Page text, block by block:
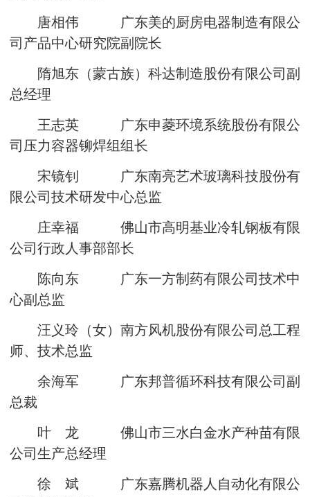
唐相伟 广东美的厨房电器制造有限公
司产品中心研究院副院长
隋旭东（蒙古族）科达制造股份有限公司副
总经理
王志英 广东申菱环境系统股份有限公
司压力容器铆焊组组长
宋镜钊 广东南亮艺术玻璃科技股份有
限公司技术研发中心总监
庄幸福 佛山市高明基业冷轧钢板有限
公司行政人事部部长
陈向东 广东一方制药有限公司技术中
心副总监
汪义玲（女）南方风机股份有限公司总工程
师、技术总监
余海军 广东邦普循环科技有限公司副
总裁
叶 龙 佛山市三水白金水产种苗有限
公司生产总经理
徐 斌 广东嘉腾机器人自动化有限公